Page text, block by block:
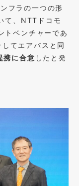
フラの一つの形
て、NTTドコモ
トベンチャーであ
してエアバスと同
携に合意 したと発